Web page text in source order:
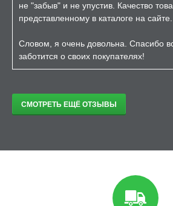
не "забыв" и не упустив. Качество
представленному в каталоге на сайте.
Словом, я очень довольна. Спасибо
заботится о своих покупателях!
СМОТРЕТЬ ЕЩЁ ОТЗЫВЫ